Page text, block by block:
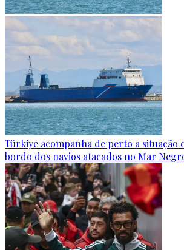
Türkiye acompanha de perto a situação
bordo dos navios atacados no Mar